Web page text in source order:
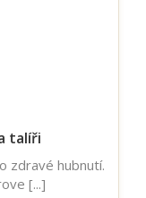
talíři
zdravé hubnutí.
[...]